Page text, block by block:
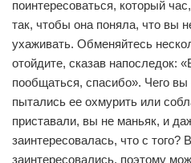
поинтересоваться, который
так, чтобы она поняла, что вы
ухаживать. Обменяйтесь
отойдите, сказав напоследок:
пообщаться, спасибо». Чего
пытались ее охмурить или
приставали, вы не маньяк, и
заинтересовалась, что с
заинтересовались, поэтому